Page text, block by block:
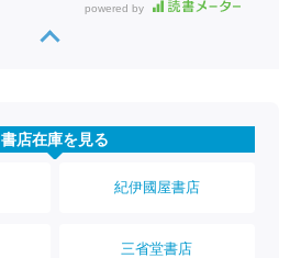
powered by
書店在庫を見る
紀伊國屋書店
三省堂書店